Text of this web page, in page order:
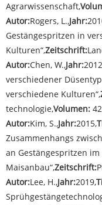
Agrarwissenschaft,
Autor:Rogers, L.,Jahr:
Gestängespritzen in
Kulturen“,Zeitschrift:
Autor:Chen, W.,Jahr:
verschiedener
verschiedene Kulturen“,
technologie,Volumen: 42
Autor:Kim, S.,Jahr:2015,
Zusammenhangs
an Gestängespritzen im
Maisanbau“,Zeitschrift:
Autor:Lee, H.,Jahr:2019,